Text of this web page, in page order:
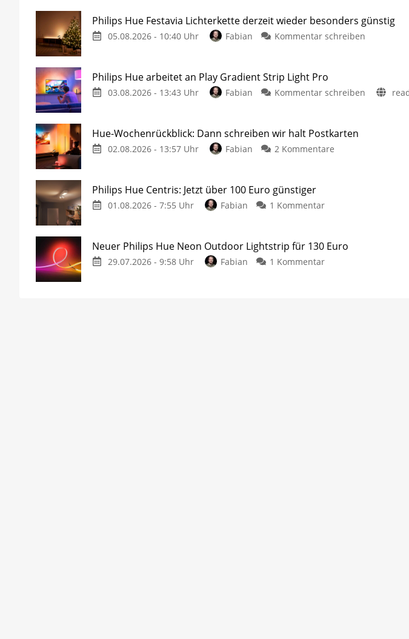
Philips Hue Festavia Lichterkette derzeit wieder besonders günstig
05.08.2026 - 10:40 Uhr Fabian Kommentar schreiben
Philips Hue arbeitet an Play Gradient Strip Light Pro
03.08.2026 - 13:43 Uhr Fabian Kommentar schreiben
Hue-Wochenrückblick: Dann schreiben wir halt Postkarten
02.08.2026 - 13:57 Uhr Fabian 2 Kommentare
Philips Hue Centris: Jetzt über 100 Euro günstiger
01.08.2026 - 7:55 Uhr Fabian 1 Kommentar
Neuer Philips Hue Neon Outdoor Lightstrip für 130 Euro
29.07.2026 - 9:58 Uhr Fabian 1 Kommentar